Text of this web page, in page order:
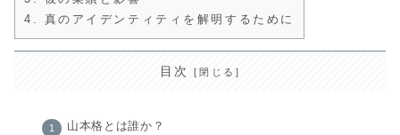
4.
真のアイデンティティを解明するために
目次
山本格とは誰か？